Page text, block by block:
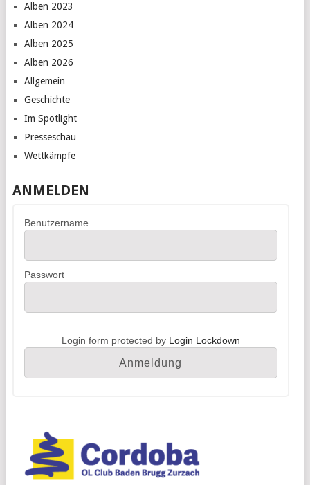
Alben 2023
Alben 2024
Alben 2025
Alben 2026
Allgemein
Geschichte
Im Spotlight
Presseschau
Wettkämpfe
ANMELDEN
Benutzername
Passwort
Login form protected by Login Lockdown